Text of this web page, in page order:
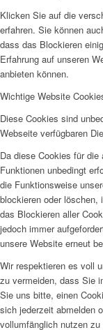
Klicken Sie auf die
erfahren. Sie können
dass das Blockieren
Erfahrung auf unseren
anbieten können.
Wichtige Website
Diese Cookies sind
Webseite verfügbaren
Da diese Cookies für
Funktionen unbedingt
die Funktionsweise
blockieren oder löschen,
das Blockieren aller
jedoch immer
unsere Website erneut
Wir respektieren es voll
zu vermeiden, dass Sie
Sie uns bitte, einen
sich jederzeit abmelden
vollumfänglich nutzen